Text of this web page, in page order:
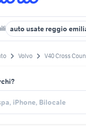
auto usate reggio
Volvo V40 Cross